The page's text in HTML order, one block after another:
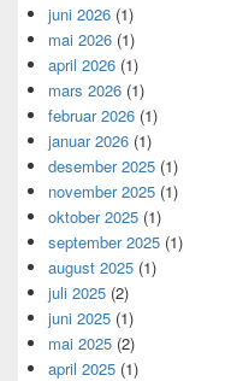
juni 2026 (1)
mai 2026 (1)
april 2026 (1)
mars 2026 (1)
februar 2026 (1)
januar 2026 (1)
desember 2025 (1)
november 2025 (1)
oktober 2025 (1)
september 2025 (1)
august 2025 (1)
juli 2025 (2)
juni 2025 (1)
mai 2025 (2)
april 2025 (1)